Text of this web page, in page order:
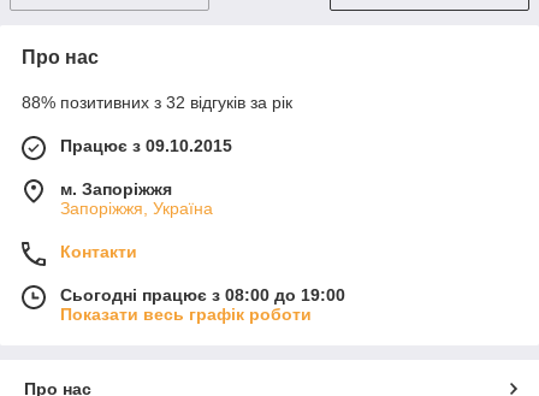
Про нас
88% позитивних з 32 відгуків за рік
Працює з 09.10.2015
м. Запоріжжя
Запоріжжя, Україна
Контакти
Сьогодні працює з 08:00 до 19:00
Показати весь графік роботи
Про нас